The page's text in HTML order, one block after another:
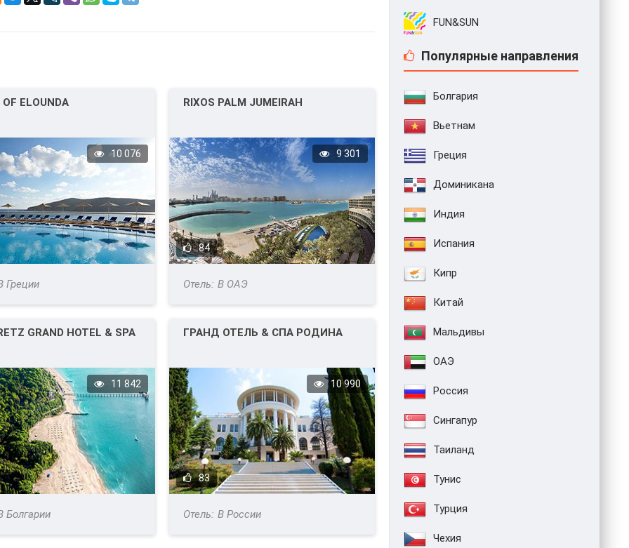
OF ELOUNDA
10 076
Греции
RIXOS PALM JUMEIRAH
84
9 301
В ОАЭ
GRAND HOTEL & SPA
11 842
Болгарии
ГРАНД ОТЕЛЬ & СПА РОДИНА
83
10 990
В России
FUN&SUN
Популярные направления
Болгария
Вьетнам
Греция
Доминикана
Индия
Испания
Кипр
Китай
Мальдивы
ОАЭ
Россия
Сингапур
Таиланд
Тунис
Турция
Чехия